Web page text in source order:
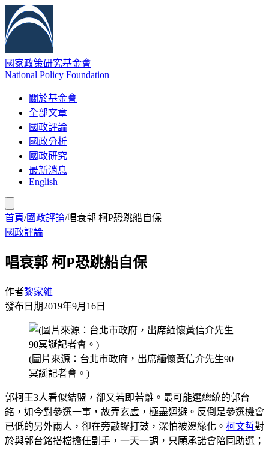
國家政策研究基金會
National Policy Foundation
關於基金會
全部文章
國政評論
國政分析
國政研究
最新消息
English
首頁/國政評論/唱衰郭 柯P恐跳船自保
國政評論
唱衰郭 柯P恐跳船自保
作者黎家維
發布日期2019年9月16日
(圖片來源：台北市政府，出席緬懷黃信介先生90
冥誕記者會。)
郭柯王3人看似結盟，卻又若即若離。最可能選總統的郭台
銘，如今對參選一事，故弄玄虛，極盡迴避。反倒是參選機會
已低的另外兩人，卻在旁敲鑼打鼓，深怕被邊緣化。 柯文哲對
於與郭台銘搭檔擔任副手，一天一調，只願承諾會陪同助選；